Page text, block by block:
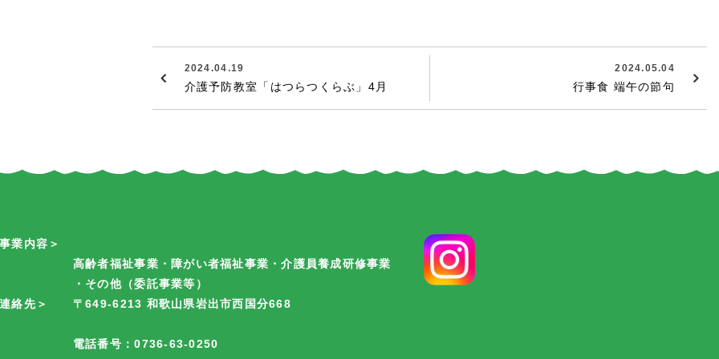
2024.04.19
介護予防教室「はつらつくらぶ」4月
2024.05.04
行事食 端午の節句
業内容＞
高齢者福祉事業・障がい者福祉事業・介護員養成研修事業
・その他（委託事業等）
絡先＞
〒649-6213 和歌山県岩出市西国分668
電話番号：0736-63-0250